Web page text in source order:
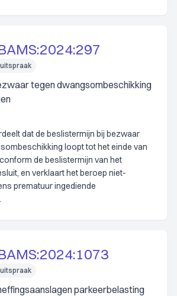
uitspraak
tegen dwangsombeschikking
dat de beslistermijn bij bezwaar
loopt tot het einde van
de beslistermijn van het
en verklaart het beroep niet-
prematuur ingediende
uitspraak
parkeerbelasting